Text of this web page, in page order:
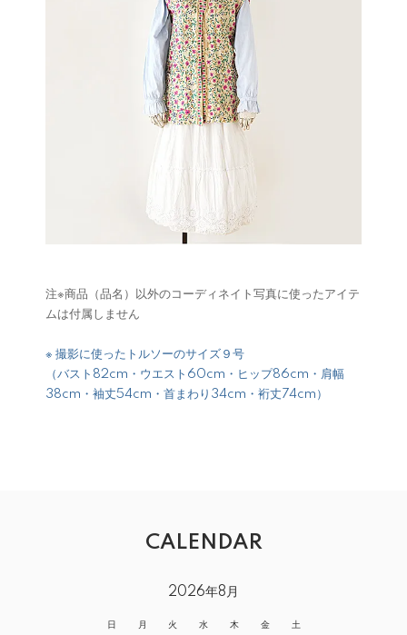
注※商品（品名）以外のコーディネイト写真に使ったアイテ
ムは付属しません
※ 撮影に使ったトルソーのサイズ９号
（バスト82cm・ウエスト60cm・ヒップ86cm・肩幅
38cm・袖丈54cm・首まわり34cm・裄丈74cm）
CALENDAR
2026年8月
日 月 火 水 木 金 土